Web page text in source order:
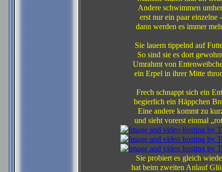
Andere schwimmen
erst nur ein paar einzelne -
dann werden es immer
Sie lauern tippelnd auf
So sind sie es dort
Umrahmt von
ein Erpel in ihrer Mitte
Frech schnappt sich ein
begierlich ein Häppchen
Eine andere kommt zu
und sieht vorerst einmal
Sie probiert es gleich
hat beim zweiten Anlauf